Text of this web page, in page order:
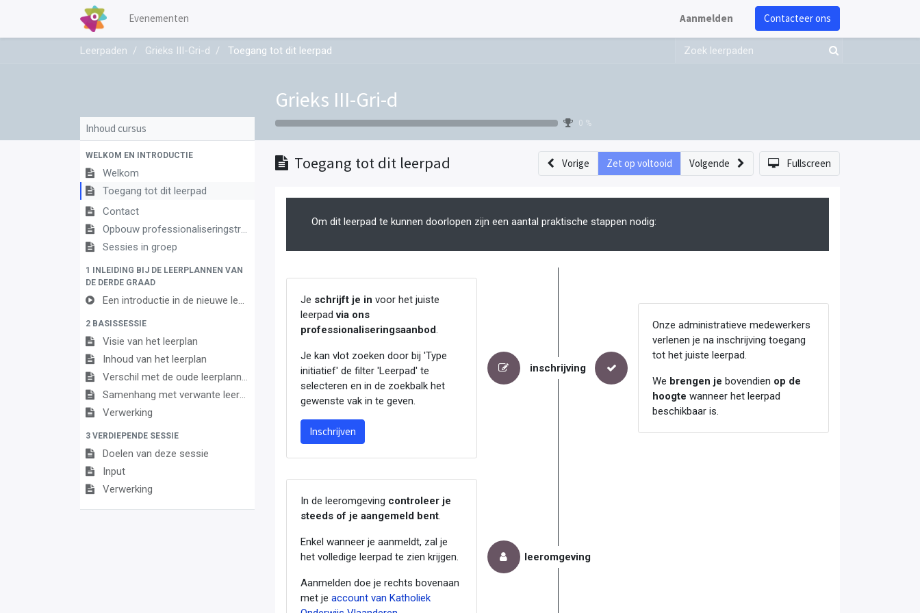
Evenementen Aanmelden Contacteer ons
Leerpaden Grieks III-Gri-d Toegang tot dit leerpad
Grieks III-Gri-d
0 %
Inhoud cursus
WELKOM EN INTRODUCTIE
Welkom
Toegang tot dit leerpad
Contact
Opbouw professionaliseringstraject
Sessies in groep
1 INLEIDING BIJ DE LEERPLANNEN VAN
DE DERDE GRAAD
Een introductie in de nieuwe leerplannen van de derde graad
2 BASISSESSIE
Visie van het leerplan
Inhoud van het leerplan
Verschil met de oude leerplannen
Samenhang met verwante leerplannen
Verwerking
3 VERDIEPENDE SESSIE
Doelen van deze sessie
Input
Verwerking
Toegang tot dit leerpad Vorige Zet op voltooid Volgende Fullscreen
Om dit leerpad te kunnen doorlopen zijn een aantal praktische stappen nodig:
inschrijving
Je schrijft je in voor het juiste
leerpadvia ons
professionaliseringsaanbod
Je kan vlot zoeken door bij 'Type
initiatief' de filter 'Leerpad' te
selecteren en in de zoekbalk het
gewenste vak in te geven.
Inschrijven
Onze administratieve medewerkers
verlenen je na inschrijving toegang
tot het juiste leerpad.
We brengen je bovendien op de
hoogte wanneer het leerpad
beschikbaar is.
leeromgeving
In de leeromgeving controleer je
steeds of je aangemeld bent
Enkel wanneer je aanmeldt, zal je
het volledige leerpad te zien krijgen.
Aanmelden doe je rechts bovenaan
met je account van Katholiek